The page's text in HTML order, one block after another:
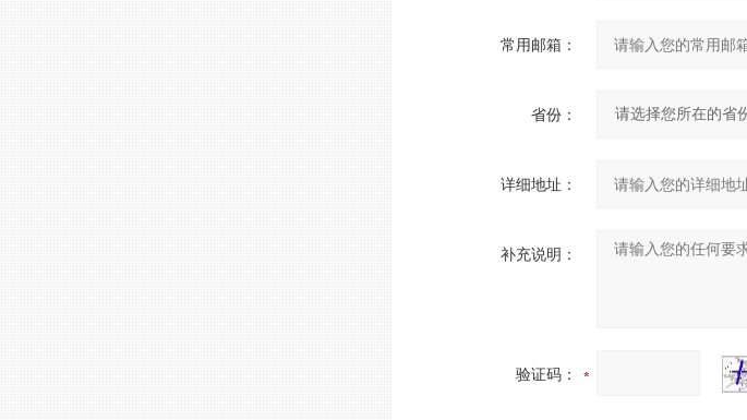
常用邮箱：
省份：
详细地址：
补充说明：
验证码：